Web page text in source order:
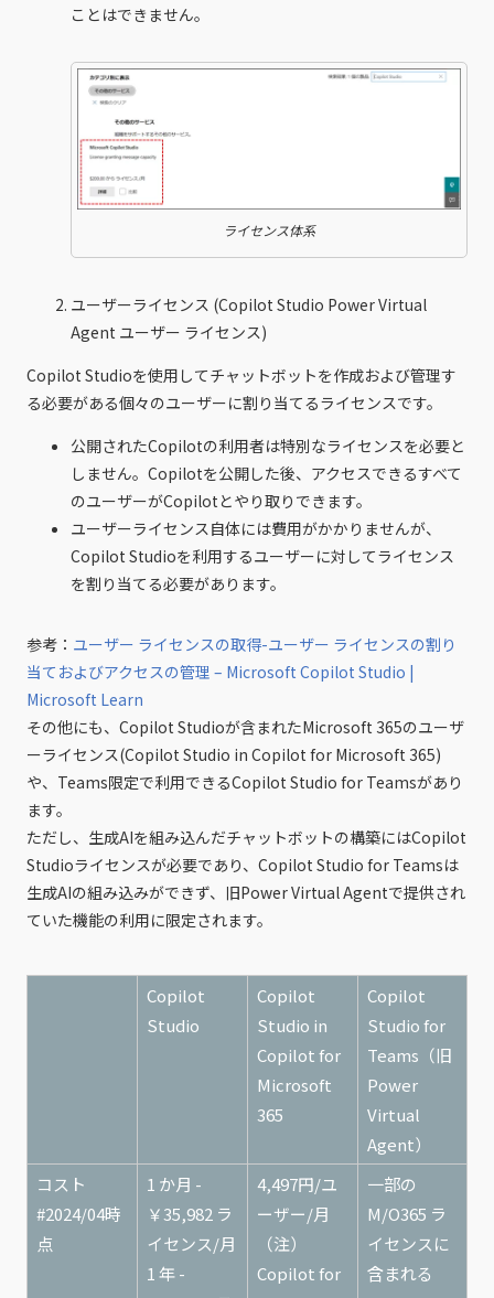
ことはできません。
ライセンス体系
ユーザーライセンス (Copilot Studio Power Virtual
Agent ユーザー ライセンス)
Copilot Studioを使用してチャットボットを作成および管理す
る必要がある個々のユーザーに割り当てるライセンスです。
公開されたCopilotの利用者は特別なライセンスを必要と
しません。Copilotを公開した後、アクセスできるすべて
のユーザーがCopilotとやり取りできます。
ユーザーライセンス自体には費用がかかりませんが、
Copilot Studioを利用するユーザーに対してライセンス
を割り当てる必要があります。
参考： ユーザー ライセンスの取得-ユーザー ライセンスの割り
当ておよびアクセスの管理 – Microsoft Copilot Studio |
Microsoft Learn
その他にも、Copilot Studioが含まれたMicrosoft 365のユーザ
ーライセンス(Copilot Studio in Copilot for Microsoft 365)
や、Teams限定で利用できるCopilot Studio for Teamsがあり
ます。
ただし、生成AIを組み込んだチャットボットの構築にはCopilot
Studioライセンスが必要であり、Copilot Studio for Teamsは
生成AIの組み込みができず、旧Power Virtual Agentで提供され
ていた機能の利用に限定されます。
Copilot
Studio
Copilot
Studio in
Copilot for
Microsoft
365
Copilot
Studio for
Teams（旧
Power
Virtual
Agent）
コスト
#2024/04時
点
1 か月 -
‎￥35,982‎ ‎ラ
イセンス‎/月
1 年 -
4,497円/ユ
ーザー/月
（注）
Copilot for
一部の
M/O365 ラ
イセンスに
含まれる